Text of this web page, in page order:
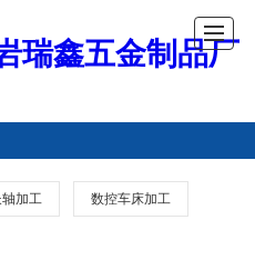
瑞鑫五金制品厂
加工 数控车床加工